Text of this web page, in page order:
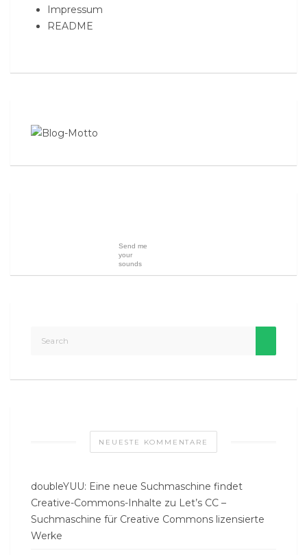
Impressum
README
Send me
your
sounds
NEUESTE KOMMENTARE
doubleYUU: Eine neue Suchmaschine findet
Creative-Commons-Inhalte zu Let’s CC –
Suchmaschine für Creative Commons lizensierte
Werke